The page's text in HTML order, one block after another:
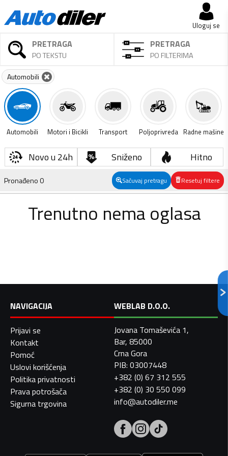
Uloguj se
PRETRAGA
PO TEKSTU
PRETRAGA
PO FILTERIMA
Automobili
Automobili Motori i Bicikli Transport Poljoprivreda Radne mašine
Novo u 24h Sniženo Hitno
Pronađeno0 Sačuvaj pretragu Resetuj filtere
Trenutno nema oglasa
NAVIGACIJA
Prijavi se
Kontakt
Pomoć
Uslovi korišćenja
Politika privatnosti
Prava potrošača
Sigurna trgovina
WEBLAB D.O.O.
Jovana Tomaševića 1,
Bar, 85000
Crna Gora
PIB: 03007448
+382 (0) 67 312 555
+382 (0) 30 550 099
info@autodiler.me